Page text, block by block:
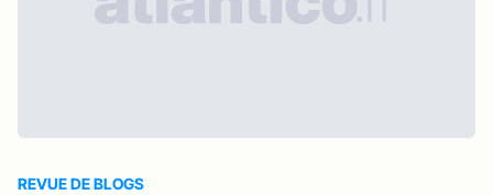
REVUE DE BLOGS